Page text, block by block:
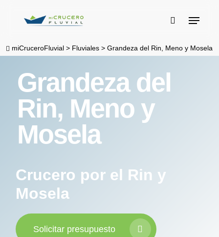
content
buscar
Menu
miCruceroFluvial > Fluviales >Grandeza del Rin, Meno y Mosela
Grandeza del
Rin, Meno y
Mosela
Crucero por el Rin y
Mosela
Solicitar presupuesto